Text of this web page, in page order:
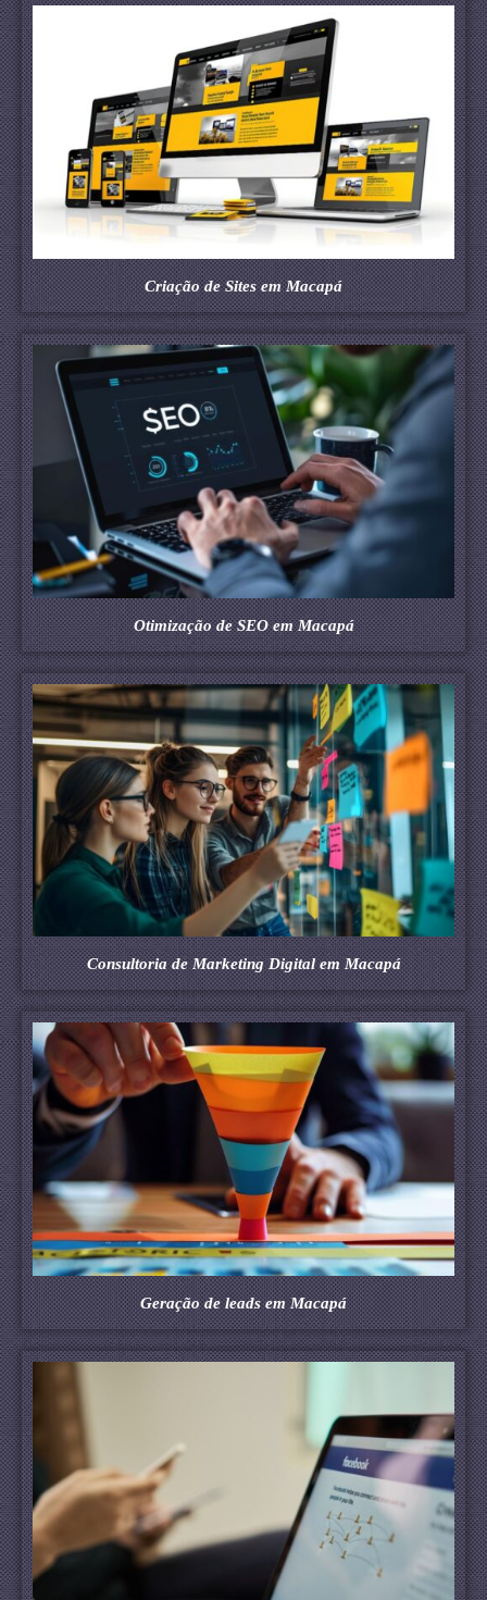
Criação de Sites em Macapá
Otimização de SEO em Macapá
Consultoria de Marketing Digital em Macapá
Geração de leads em Macapá